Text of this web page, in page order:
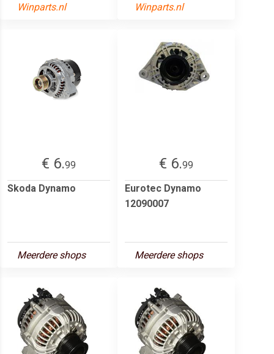
Winparts.nl Winparts.nl
€ 6.99
Skoda Dynamo
Meerdere shops
€ 6.99
Eurotec Dynamo
12090007
Meerdere shops